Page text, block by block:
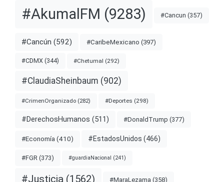
#AkumalFM (9283) #Cancun (357)
#Cancún (592) #CaribeMexicano (397)
#CDMX (344) #Chetumal (292)
#ClaudiaSheinbaum (902)
#CrimenOrganizado (282) #Deportes (298)
#DerechosHumanos (511) #DonaldTrump (377)
#Economía (410) #EstadosUnidos (466)
#FGR (373) #guardiaNacional (241)
#Justicia (1562) #MaraLezama (358)